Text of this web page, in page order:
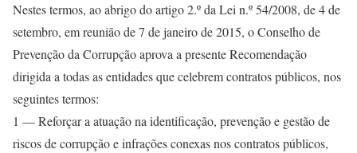
Nestes termos, ao abrigo do artigo 2.º da Lei n.º 54/2008, de 4 de
setembro, em reunião de 7 de janeiro de 2015, o Conselho de
Prevenção da Corrupção aprova a presente Recomendação
dirigida a todas as entidades que celebrem contratos públicos, nos
seguintes termos:
1 —Reforçar a atuaçãona identificação, prevenção e gestão de
riscos de corrupção e infrações conexas nos contratos públicos,